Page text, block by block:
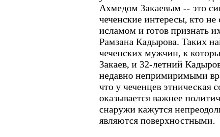
Ахмедом Закаевым -- это
чеченские интересы, кто
исламом и готов признать
Рамзана Кадырова. Таких
чеченских мужчин, к
Закаев, и 32-летний
недавно непримиримыми
что у чеченцев этническая
оказывается важнее
снаружи кажутся
являются поверхностными.